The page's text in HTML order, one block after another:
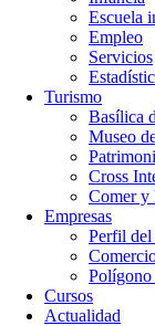
Escuela
Empleo
Servicios
Turismo
Basílica
Museo
Cross
Comer y
Empresas
Perfil del
Cursos
Actualidad